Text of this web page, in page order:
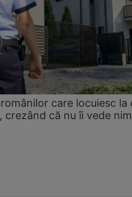
care locuiesc la
că nu îi vede